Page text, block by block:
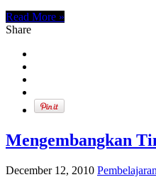
Read More »
Share
Mengembangkan
December 12, 2010 Pembelajaran